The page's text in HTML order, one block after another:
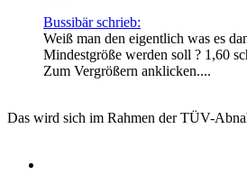
Bussibär schrieb:
Weiß man den eigentlich was es
Mindestgröße werden soll ? 1,60
Zum Vergrößern anklicken....
Das wird sich im Rahmen der TÜV-